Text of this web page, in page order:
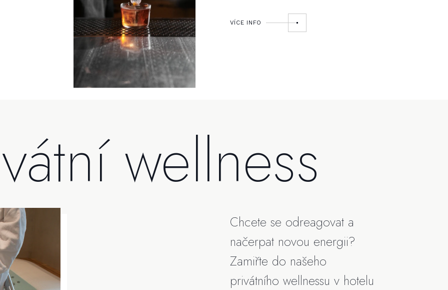
VÍCE INFO
wellness
Chcete se odreagovat a
načerpat novou energii?
Zamiřte do našeho
privátního wellnessu v hotelu